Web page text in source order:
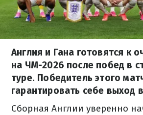
Англия и Гана готовятся к
на ЧМ-2026 после побед в
туре. Победитель этого
гарантировать себе выход
Сборная Англии уверенно